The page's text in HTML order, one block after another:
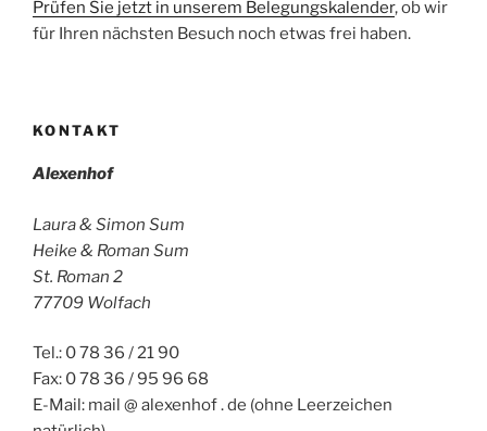
Prüfen Sie jetzt in unserem Belegungskalender, ob wir
für Ihren nächsten Besuch noch etwas frei haben.
KONTAKT
Alexenhof
Laura & Simon Sum
Heike & Roman Sum
St. Roman 2
77709 Wolfach
Tel.: 0 78 36 / 21 90
Fax: 0 78 36 / 95 96 68
E-Mail: mail @ alexenhof . de (ohne Leerzeichen